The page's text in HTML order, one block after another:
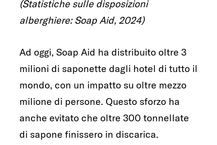
(Statistiche sulle disposizioni
alberghiere: Soap Aid, 2024)
Ad oggi, Soap Aid ha distribuito oltre 3
milioni di saponette dagli hotel di tutto il
mondo, con un impatto su oltre mezzo
milione di persone. Questo sforzo ha
anche evitato che oltre 300 tonnellate
di sapone finissero in discarica.